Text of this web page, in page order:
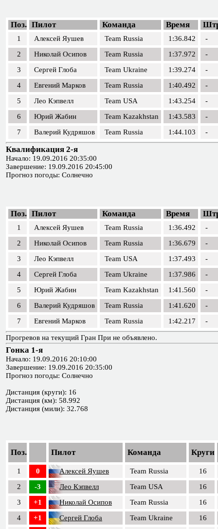
Поз. Пилот Команда Время
1 Алексей Яушев Team Russia 1:36.842
-
2
Николай Осипов Team Russia 1:37.972
-
3
Сергей Глоба Team Ukraine 1:39.274
-
4
Евгений Марков Team Russia 1:40.492
-
5
Лео Кэпвелл Team USA 1:43.254
-
6
Юрий Жабин Team Kazakhstan 1:43.583
-
7
Валерий Кудряшов Team Russia 1:44.103 -
Квалификация 2-я
Начало: 19.09.2016 20:35:00
Завершение: 19.09.2016 20:45:00
Прогноз погоды: Солнечно
Поз. Пилот Команда Время
1 Алексей Яушев Team Russia 1:36.492
-
2
Николай Осипов Team Russia 1:36.679
-
3
Лео Кэпвелл Team USA 1:37.493
-
4
Сергей Глоба Team Ukraine 1:37.986
-
5
Юрий Жабин Team Kazakhstan 1:41.560
-
6
Валерий Кудряшов Team Russia 1:41.620
-
7
Евгений Марков Team Russia 1:42.217 -
Прогревов на текущий Гран При не объявлено.
Гонка 1-я
Начало: 19.09.2016 20:10:00
Завершение: 19.09.2016 20:35:00
Прогноз погоды: Солнечно
Дистанция (круги): 16
Дистанция (км): 58.992
Дистанция (мили): 32.768
Поз. Пилот Команда Круги
1 0 Алексей Яушев Team Russia
16
2
-3 Лео Кэпвелл Team USA
16
3
+1 Николай Осипов Team Russia
16
4
+1 Сергей Глоба Team Ukraine
16